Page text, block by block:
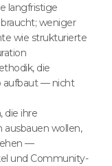
langfristige
weniger
wie strukturierte
die
aufbaut — nicht
die ihre
wollen,
—
und Community-